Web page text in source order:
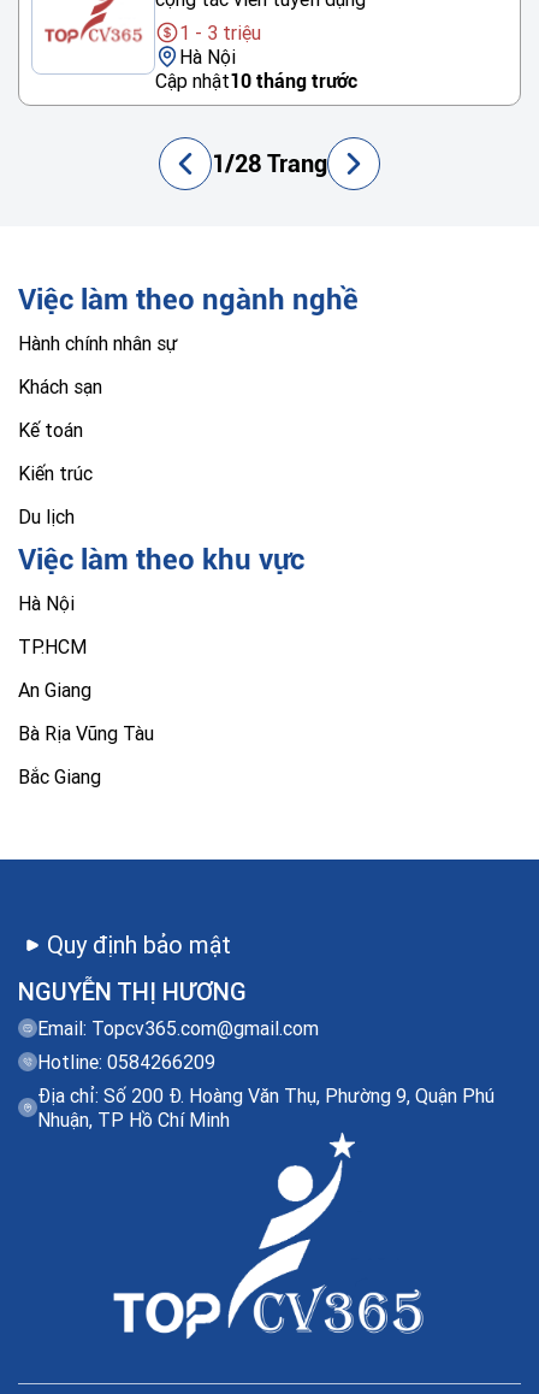
1 - 3 triệu
Hà Nội
Cập nhật10 tháng trước
1/28 Trang
Việc làm theo ngành nghề
Hành chính nhân sự
Khách sạn
Kế toán
Kiến trúc
Du lịch
Việc làm theo khu vực
Hà Nội
TP.HCM
An Giang
Bà Rịa Vũng Tàu
Bắc Giang
NGUYỄN THỊ HƯƠNG
Email: Topcv365.com@gmail.com
Hotline: 0584266209
Địa chỉ: Số 200 Đ. Hoàng Văn Thụ, Phường 9, Quận Phú
Nhuận, TP Hồ Chí Minh
Quy định bảo mật